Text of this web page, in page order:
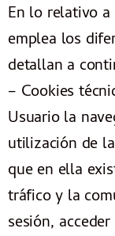
En lo relativo
emplea los
detallan a
– Cookies
Usuario la
utilización de
que en ella
tráfico y la
sesión,